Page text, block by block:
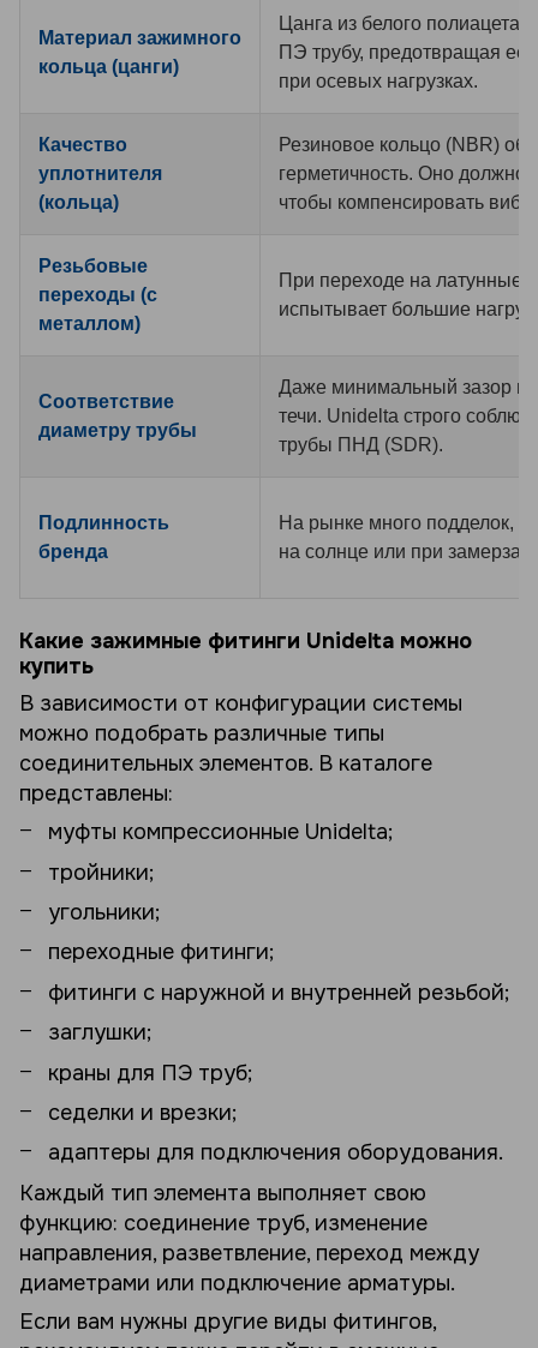
Материал зажимного
кольца (цанги)
Цанга из белого
ПЭ трубу, предотвращая её
при осевых нагрузках.
Качество
уплотнителя
(кольца)
Резиновое кольцо (NBR)
герметичность. Оно должно
чтобы компенсировать
Резьбовые
переходы (с
металлом)
При переходе на латунные
испытывает большие
Соответствие
диаметру трубы
Даже минимальный зазор
течи. Unidelta строго
трубы ПНД (SDR).
Подлинность
бренда
На рынке много подделок,
на солнце или при
Какие зажимные фитинги Unidelta можно
купить
В зависимости от конфигурации системы
можно подобрать различные типы
соединительных элементов. В каталоге
представлены:
муфты компрессионные Unidelta;
тройники;
угольники;
переходные фитинги;
фитинги с наружной и внутренней резьбой;
заглушки;
краны для ПЭ труб;
седелки и врезки;
адаптеры для подключения оборудования.
Каждый тип элемента выполняет свою
функцию: соединение труб, изменение
направления, разветвление, переход между
диаметрами или подключение арматуры.
Если вам нужны другие виды фитингов,